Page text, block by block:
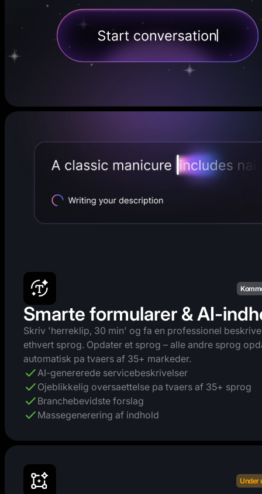
Smarte formularer & AI-
Skriv 'herreklip, 30 min' og fa en professionel
ethvert sprog. Opdater et sprog – alle andre sprog
automatisk pa tvaers af 35+ markeder.
AI-genererede servicebeskrivelser
Ojeblikkelig oversaettelse pa tvaers af 35+ sprog
Branchebevidste forslag
Massegenerering af indhold
Under